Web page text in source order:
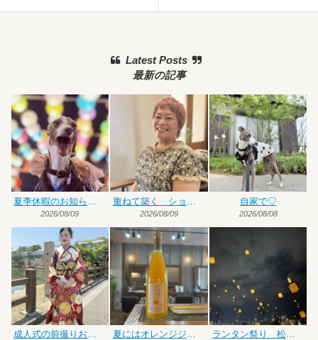
Latest Posts
最新の記事
2026/08/09 2026/08/09
自家で♡
2026/08/08
ランタン祭り 松前編